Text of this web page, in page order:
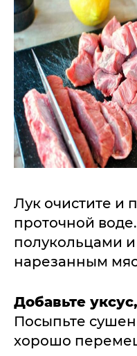
Лук очистите и
проточной
полукольцами
нарезанным
Добавьте
Посыпьте
хорошо